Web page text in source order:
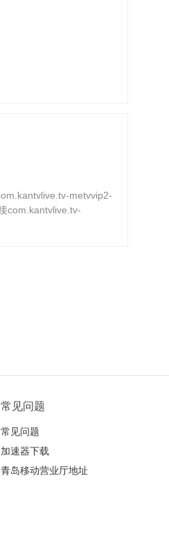
metvvip2-
com.kantvlive.tv-
常见问题
常见问题
加速器下载
青岛移动营业厅地址